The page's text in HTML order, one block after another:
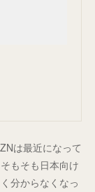
は最近になって
もそも日本向け
分からなくなっ